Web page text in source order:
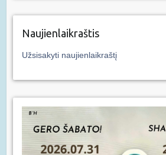
Naujienlaikraštis
Užsisakyti naujienlaikraštį